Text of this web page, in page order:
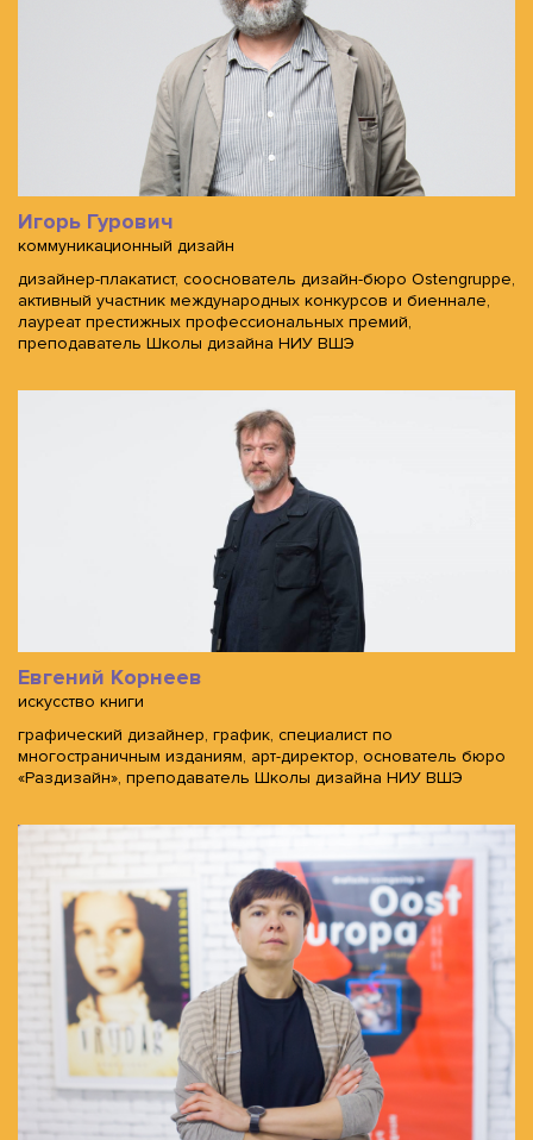
Игорь Гурович
коммуникационный дизайн
дизайнер-плакатист, сооснователь дизайн-бюро Ostengruppe,
активный участник международных конкурсов и биеннале,
лауреат престижных профессиональных премий,
преподаватель Школы дизайна НИУ ВШЭ
Евгений Корнеев
искусство книги
графический дизайнер, график, специалист по
многостраничным изданиям, арт-директор, основатель бюро
«Раздизайн», преподаватель Школы дизайна НИУ ВШЭ